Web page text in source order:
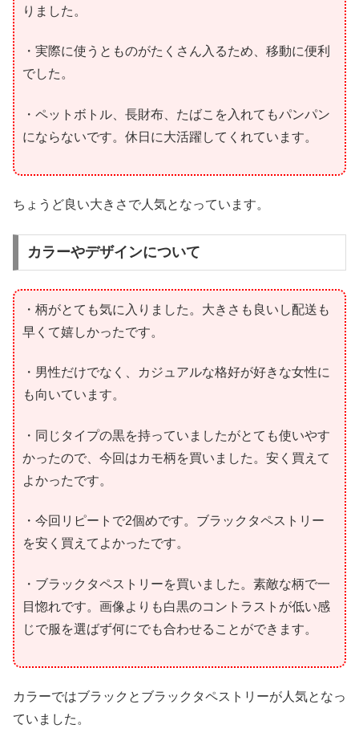
りました。
・実際に使うとものがたくさん入るため、移動に便利
でした。
・ペットボトル、長財布、たばこを入れてもパンパン
にならないです。休日に大活躍してくれています。
ちょうど良い大きさで人気となっています。
カラーやデザインについて
・柄がとても気に入りました。大きさも良いし配送も
早くて嬉しかったです。
・男性だけでなく、カジュアルな格好が好きな女性に
も向いています。
・同じタイプの黒を持っていましたがとても使いやす
かったので、今回はカモ柄を買いました。安く買えて
よかったです。
・今回リピートで2個めです。ブラックタペストリー
を安く買えてよかったです。
・ブラックタペストリーを買いました。素敵な柄で一
目惚れです。画像よりも白黒のコントラストが低い感
じで服を選ばず何にでも合わせることができます。
カラーではブラックとブラックタペストリーが人気となっ
ていました。